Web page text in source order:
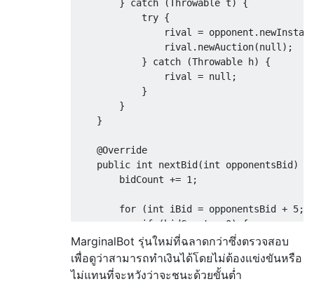
} catch ( Throwable t )
{
try {
                rival
= opponent .
                rival
. newAuction(null );
}
catch (Throwable h)
{
                rival
= null ;
}
}
}
@Override
public int nextBid (int opponentsBid )
        bidCount
+= 1 ;
for (int iBid = opponentsBid + 5;
if
(bidCount 0)
{
break;
try {
MarginalBot รุ่นใหม่ที่ฉลาดกว่าซึ่งตรวจสอบ
เพื่อดูว่าสามารถทำเงินได้โดยไม่ต้องแข่งขันหรือ
ไม่แทนที่จะหวังว่าจะชนะด้วยขั้นต่ำ